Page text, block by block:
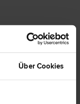
Über Cookies